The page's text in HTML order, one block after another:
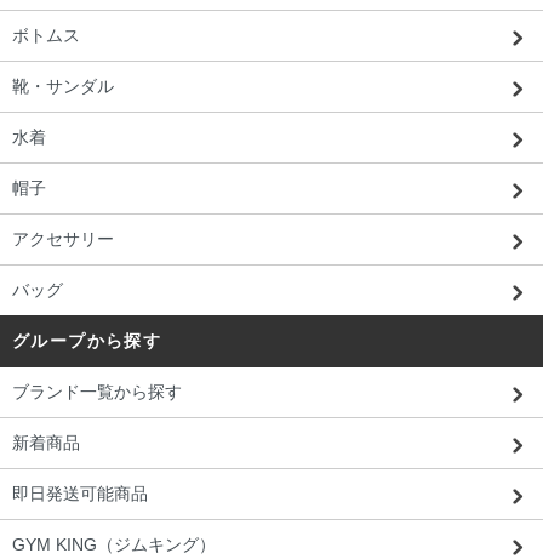
ボトムス
靴・サンダル
水着
帽子
アクセサリー
バッグ
グループから探す
ブランド一覧から探す
新着商品
即日発送可能商品
GYM KING（ジムキング）